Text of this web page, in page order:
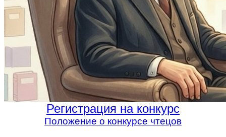
Регистрация на конкурс
Положение о конкурсе чтецов